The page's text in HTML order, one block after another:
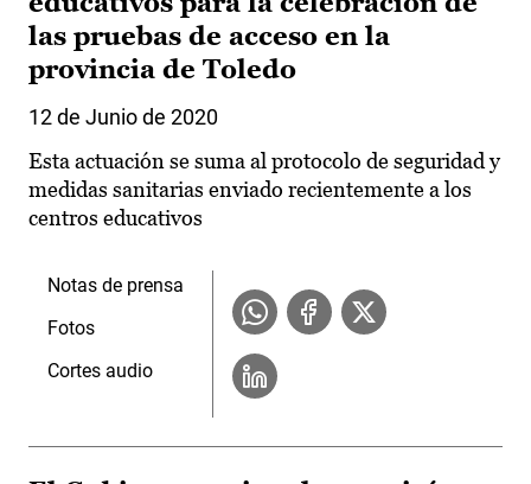
las pruebas de acceso en la
provincia de Toledo
12 de Junio de 2020
Esta actuación se suma al protocolo de seguridad y
medidas sanitarias enviado recientemente a los
centros educativos
Notas de prensa
Fotos
Cortes audio